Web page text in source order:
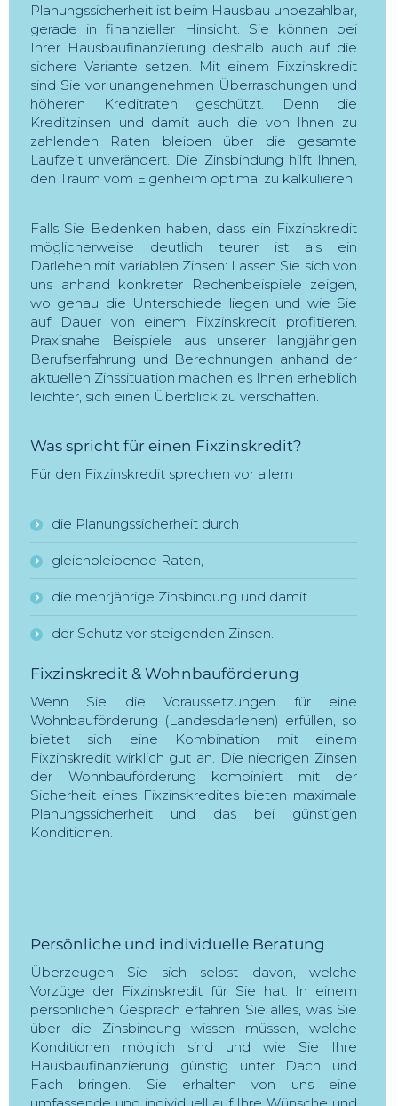
Planungssicherheit ist beim Hausbau unbezahlbar,
gerade in finanzieller Hinsicht. Sie können bei
Ihrer Hausbaufinanzierung deshalb auch auf die
sichere Variante setzen. Mit einem Fixzinskredit
sind Sie vor unangenehmen Überraschungen und
höheren Kreditraten geschützt. Denn die
Kreditzinsen und damit auch die von Ihnen zu
zahlenden Raten bleiben über die gesamte
Laufzeit unverändert. Die Zinsbindung hilft Ihnen,
den Traum vom Eigenheim optimal zu kalkulieren.
Falls Sie Bedenken haben, dass ein Fixzinskredit
möglicherweise deutlich teurer ist als ein
Darlehen mit variablen Zinsen: Lassen Sie sich von
uns anhand konkreter Rechenbeispiele zeigen,
wo genau die Unterschiede liegen und wie Sie
auf Dauer von einem Fixzinskredit profitieren.
Praxisnahe Beispiele aus unserer langjährigen
Berufserfahrung und Berechnungen anhand der
aktuellen Zinssituation machen es Ihnen erheblich
leichter, sich einen Überblick zu verschaffen.
Was spricht für einen Fixzinskredit?
Für den Fixzinskredit sprechen vor allem
die Planungssicherheit durch
gleichbleibende Raten,
die mehrjährige Zinsbindung und damit
der Schutz vor steigenden Zinsen.
Fixzinskredit & Wohnbauförderung
Wenn Sie die Voraussetzungen für eine
Wohnbauförderung (Landesdarlehen) erfüllen, so
bietet sich eine Kombination mit einem
Fixzinskredit wirklich gut an. Die niedrigen Zinsen
der Wohnbauförderung kombiniert mit der
Sicherheit eines Fixzinskredites bieten maximale
Planungssicherheit und das bei günstigen
Konditionen.
Persönliche und individuelle Beratung
Überzeugen Sie sich selbst davon, welche
Vorzüge der Fixzinskredit für Sie hat. In einem
persönlichen Gespräch erfahren Sie alles, was Sie
über die Zinsbindung wissen müssen, welche
Konditionen möglich sind und wie Sie Ihre
Hausbaufinanzierung günstig unter Dach und
Fach bringen. Sie erhalten von uns eine
umfassende und individuell auf Ihre Wünsche und